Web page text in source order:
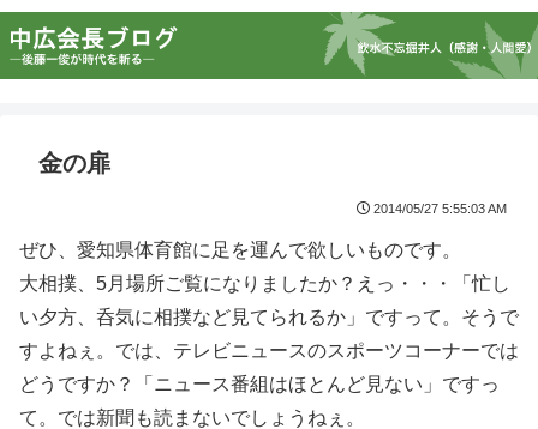
金の扉
2014/05/27 5:55:03 AM
ぜひ、愛知県体育館に足を運んで欲しいものです。
大相撲、5月場所ご覧になりましたか？えっ・・・「忙し
い夕方、呑気に相撲など見てられるか」ですって。そうで
すよねぇ。では、テレビニュースのスポーツコーナーでは
どうですか？「ニュース番組はほとんど見ない」ですっ
て。では新聞も読まないでしょうねぇ。